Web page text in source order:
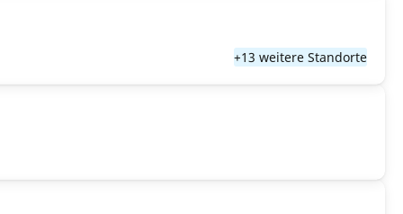
+13 weitere Standorte